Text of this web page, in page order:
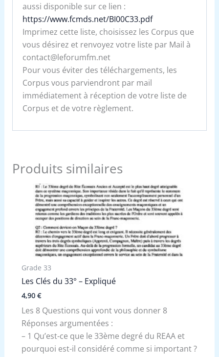
aussi disponible sur ce lien :
https://www.fcmds.net/BI00C33.pdf
Imprimez cette liste, choisissez les Corpus que
vous désirez et renvoyez votre liste par Mail à
contact@leforumfm.net
Pour vous éviter des téléchargements, les
Corpus vous parviendront par mail
immédiatement à réception de votre liste de
Corpus et de votre règlement.
Produits similaires
Grade 33
Les Clés du 33° – Expliqué
4,90 €
Les 8 Questions qui vont vous donner 8
Réponses argumentées :
– 1 Qu’est-ce que le 33ème degré du REAA et
pourquoi est-il considéré comme si important ?